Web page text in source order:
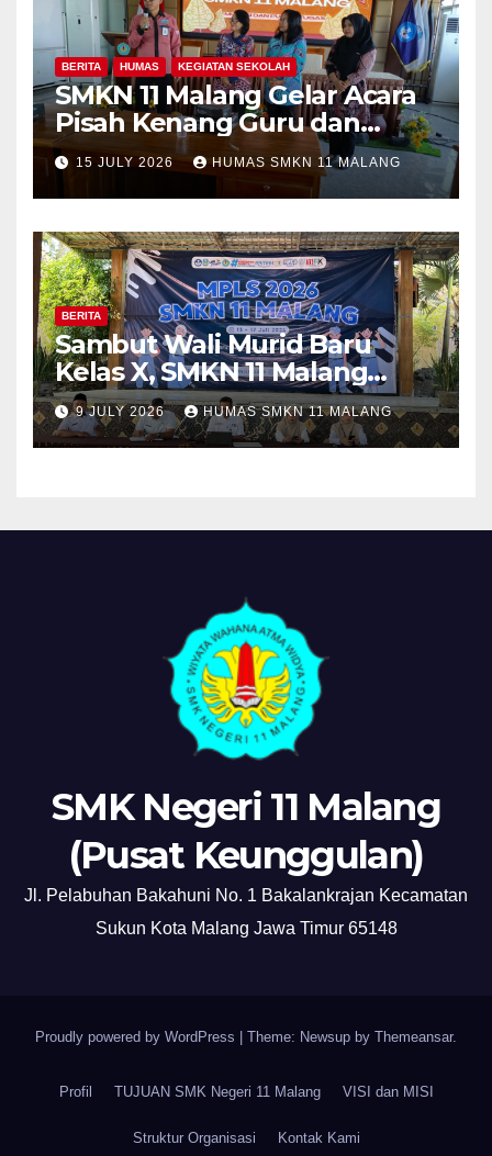
BERITA HUMAS KEGIATAN SEKOLAH
SMKN 11 Malang Gelar Acara
Pisah Kenang Guru dan
Tenaga Kependidikan yang
Purna Tugas dan Mutasi
Tugas
15 JULY 2026 HUMAS SMKN 11 MALANG
BERITA
Sambut Wali Murid Baru
Kelas X, SMKN 11 Malang
Sosialisasikan Komitmen
“MPLS Ramah”
9 JULY 2026 HUMAS SMKN 11 MALANG
SMK Negeri 11 Malang
(Pusat Keunggulan)
Jl. Pelabuhan Bakahuni No. 1 Bakalankrajan Kecamatan
Sukun Kota Malang Jawa Timur 65148
Proudly powered by WordPress Theme: Newsup by Themeansar.
Profil TUJUAN SMK Negeri 11 Malang VISI dan MISI
Struktur Organisasi Kontak Kami